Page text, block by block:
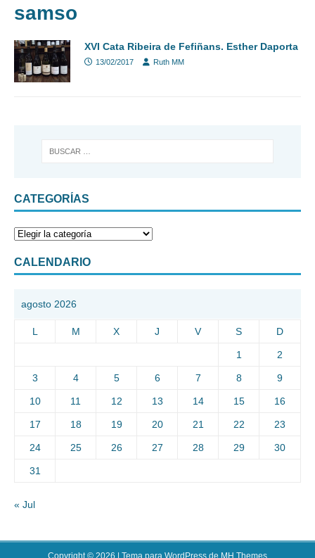
samso
XVI Cata Ribeira de Fefiñans. Esther Daporta
13/02/2017 Ruth MM
CATEGORÍAS
CALENDARIO
agosto 2026
L M X J V S D
1 2
3 4 5 6 7 8 9
10 11 12 13 14 15 16
17 18 19 20 21 22 23
24 25 26 27 28 29 30
31
« Jul
Copyright © 2026 | Tema para WordPress de MH Themes